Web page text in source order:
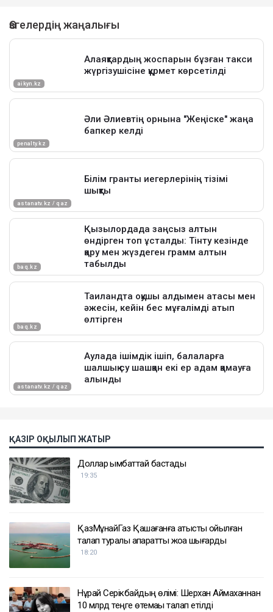
ҚАЗІР ОҚЫЛЫП ЖАТЫР
Доллар қымбаттай бастады
19:35
ҚазМұнайГаз Қашағанға қатысты қойылған
талап туралы ақпаратты жоққа шығарды
18:20
Нұрай Серікбайдың өлімі: Шерхан Аймаханнан
10 млрд теңге өтемақы талап етілді